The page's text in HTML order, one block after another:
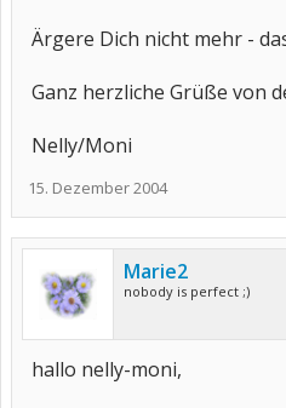
Ärgere Dich nicht mehr -
Ganz herzliche Grüße von
Nelly/Moni
15. Dezember 2004
Marie2
nobody is perfect ;)
hallo nelly-moni,